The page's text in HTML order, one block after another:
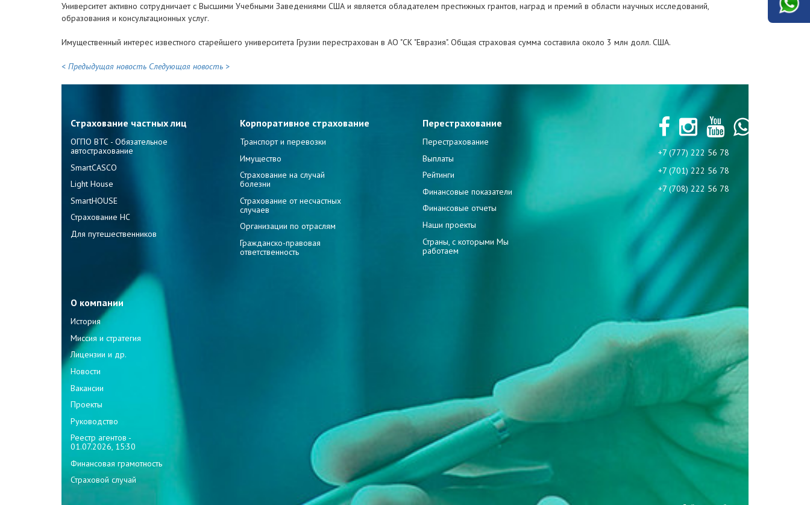
Университет активно сотрудничает с Высшими Учебными Заведениями США и является обладателем престижных грантов, наград и премий в области научных исследований,
образования и консультационных услуг.
Имущественный интерес известного старейшего университета Грузии перестрахован в АО "СК "Евразия". Общая страховая сумма составила около 3 млн долл. США.
< Предыдущая новость Следующая новость >
Страхование частных лиц
ОГПО ВТС - Обязательное
автострахование
SmartCASCO
Light House
SmartHOUSE
Страхование НС
Для путешественников
Корпоративное страхование
Транспорт и перевозки
Имущество
Страхование на случай
болезни
Страхование от несчастных
случаев
Организации по отраслям
Гражданско-правовая
ответственность
Перестрахование
Перестрахование
Выплаты
Рейтинги
Финансовые показатели
Финансовые отчеты
Наши проекты
Страны, с которыми Мы
работаем
О компании
История
Миссия и стратегия
Лицензии и др.
Новости
Вакансии
Проекты
Руководство
Реестр агентов -
01.07.2026, 15:30
Финансовая грамотность
Страховой случай
+7 (777) 222 56 78
+7 (701) 222 56 78
+7 (708) 222 56 78